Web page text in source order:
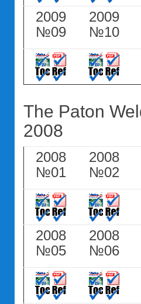
2009
№09
2009
№10
The Paton
2008
2008
№01
2008
№02
2008
№05
2008
№06